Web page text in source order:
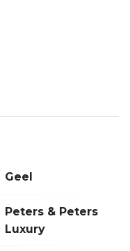
Geel
Peters & Peters
Luxury